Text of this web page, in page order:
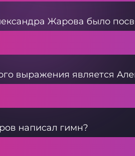
Жарова было
выражения является
написал гимн?